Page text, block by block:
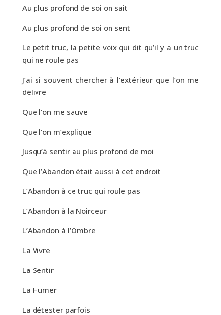
Au plus profond de soi on sait
Au plus profond de soi on sent
Le petit truc, la petite voix qui dit qu’il y a un truc
qui ne roule pas
J’ai si souvent chercher à l’extérieur que l’on me
délivre
Que l’on me sauve
Que l’on m’explique
Jusqu’à sentir au plus profond de moi
Que l’Abandon était aussi à cet endroit
L’Abandon à ce truc qui roule pas
L’Abandon à la Noirceur
L’Abandon à l’Ombre
La Vivre
La Sentir
La Humer
La détester parfois